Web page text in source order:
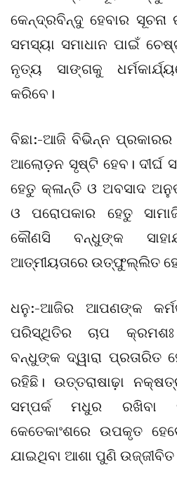
କେନ୍ଦ୍ରବିନ୍ଦୁ ହେବାର
ସମସ୍ୟା ସମାଧାନ ପାଇଁ
ନୃତ୍ୟ ସାଙ୍ଗକୁ
କରିବେ।
ବିଛା:-ଆଜି ବିଭିନ୍ନ ପ୍ରକାରର
ଆଲୋଡ଼ନ ସୃଷ୍ଟି ହେବ। ଦୀର୍ଘ
ହେତୁ କ୍ଳାନ୍ତି ଓ ଅବସାଦ
ଓ ପରୋପକାର ହେତୁ
କୌଣସି ବନ୍ଧୁଙ୍କ
ଆତ୍ମୀୟତାରେ ଉତ୍‌ଫୁଲ୍ଲିତ
ଧନୁ:-ଆଜିର ଆପଣଙ୍କ
ପରିସ୍ଥିତିର ଚାପ
ବନ୍ଧୁଙ୍କ ଦ୍ୱାରା ପ୍ରତାରିତ
ରହିଛି। ଉତ୍ତରାଷାଢ଼ା
ସମ୍ପର୍କ ମଧୁର ରଖିବା
କେତେକାଂଶରେ ଉପକୃତ
ଯାଇଥିବା ଆଶା ପୁଣି ଉଜ୍ଜୀବିତ